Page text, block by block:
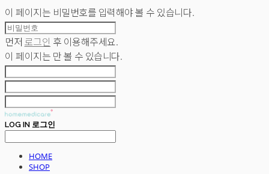
이 페이지는 비밀번호를 입력해야 볼 수 있습니다.
먼저 로그인 후 이용해주세요.
이 페이지는 만 볼 수 있습니다.
LOG IN 로그인
HOME
SHOP